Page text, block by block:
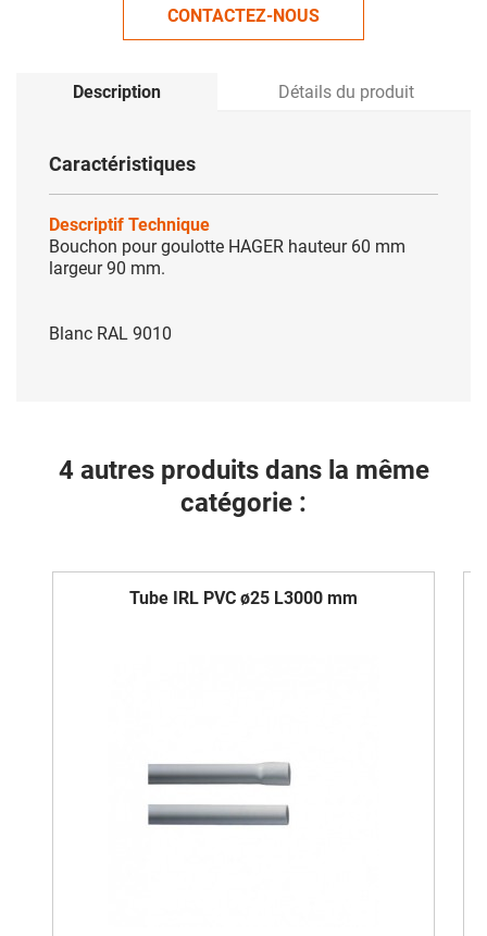
CONTACTEZ-NOUS
Description Détails du produit
Caractéristiques
Descriptif Technique
Bouchon pour goulotte HAGER hauteur 60 mm
largeur 90 mm.
Blanc RAL 9010
4 autres produits dans la même
catégorie :
Tube IRL PVC ø25 L3000 mm